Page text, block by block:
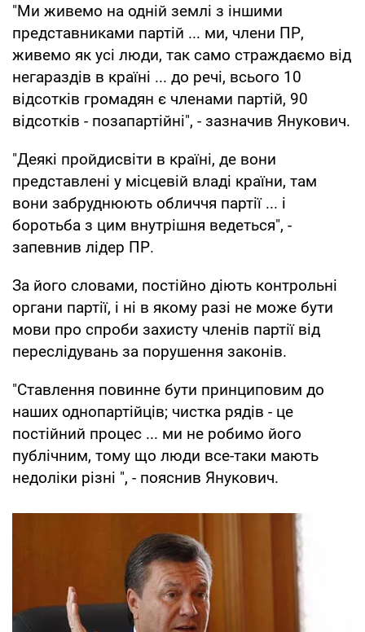
"Ми живемо на одній землі з іншими
представниками партій ... ми, члени ПР,
живемо як усі люди, так само страждаємо від
негараздів в країні ... до речі, всього 10
відсотків громадян є членами партій, 90
відсотків - позапартійні", - зазначив Янукович.
"Деякі пройдисвіти в країні, де вони
представлені у місцевій владі країни, там
вони забруднюють обличчя партії ... і
боротьба з цим внутрішня ведеться", -
запевнив лідер ПР.
За його словами, постійно діють контрольні
органи партії, і ні в якому разі не може бути
мови про спроби захисту членів партії від
переслідувань за порушення законів.
"Ставлення повинне бути принциповим до
наших однопартійців; чистка рядів - це
постійний процес ... ми не робимо його
публічним, тому що люди все-таки мають
недоліки різні ", - пояснив Янукович.